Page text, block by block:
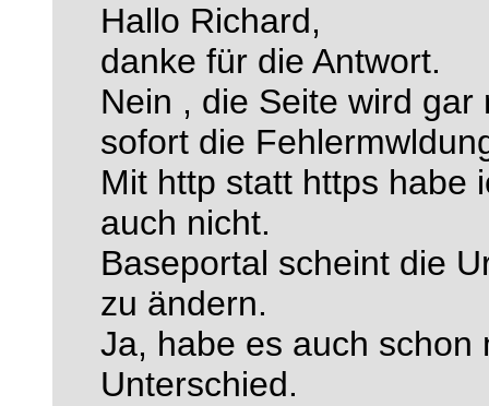
Hallo Richard,
danke für die Antwort.
Nein , die Seite wird
sofort die
Mit http statt https habe
auch nicht.
Baseportal scheint die
zu ändern.
Ja, habe es auch schon
Unterschied.